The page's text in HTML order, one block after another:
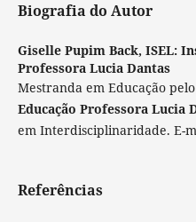
Biografia do Autor
Giselle Pupim Back, ISEL:
Professora Lucia Dantas
Mestranda em Educação pelo
Educação Professora Lucia
em Interdisciplinaridade. E-
Referências